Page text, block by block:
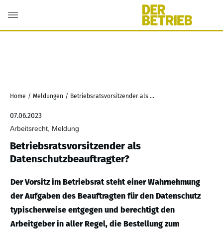
Home / Meldungen / Betriebsratsvorsitzender als Datenschutzbeauftragter?
07.06.2023
Arbeitsrecht, Meldung
Betriebsratsvorsitzender als
Datenschutzbeauftragter?
Der Vorsitz im Betriebsrat steht einer Wahrnehmung
der Aufgaben des Beauftragten für den Datenschutz
typischerweise entgegen und berechtigt den
Arbeitgeber in aller Regel, die Bestellung zum